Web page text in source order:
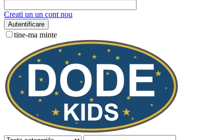
Creati un un cont nou
Autentificare
tine-ma minte